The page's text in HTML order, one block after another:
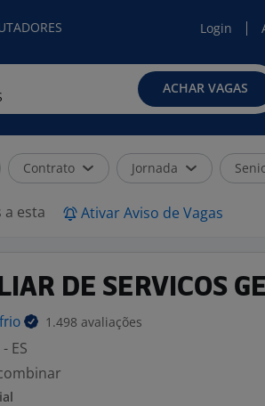
Login
ACHAR VAGAS
Contrato Jornada
esta Ativar Aviso de Vagas
DE SERVICOS
1.498 avaliações
ES